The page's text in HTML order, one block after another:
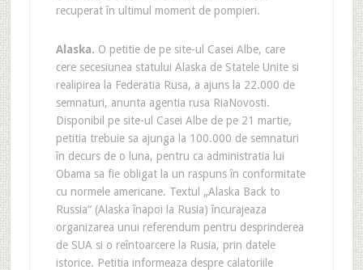
recuperat în ultimul moment de pompieri.
Alaska. O petitie de pe site-ul Casei Albe, care
cere secesiunea statului Alaska de Statele Unite si
realipirea la Federatia Rusa, a ajuns la 22.000 de
semnaturi, anunta agentia rusa RiaNovosti.
Disponibil pe site-ul Casei Albe de pe 21 martie,
petitia trebuie sa ajunga la 100.000 de semnaturi
în decurs de o luna, pentru ca administratia lui
Obama sa fie obligat la un raspuns în conformitate
cu normele americane. Textul „Alaska Back to
Russia“ (Alaska înapoi la Rusia) încurajeaza
organizarea unui referendum pentru desprinderea
de SUA si o reîntoarcere la Rusia, prin datele
istorice. Petitia informeaza despre calatoriile